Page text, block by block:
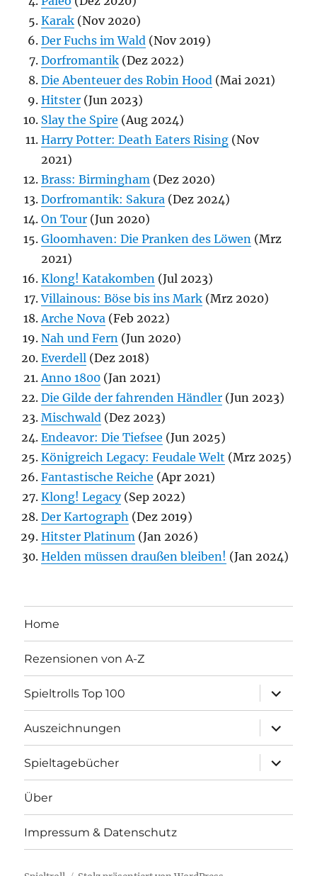
Karak (Nov 2020)
Der Fuchs im Wald (Nov 2019)
Dorfromantik (Dez 2022)
Die Abenteuer des Robin Hood (Mai 2021)
Hitster (Jun 2023)
Slay the Spire (Aug 2024)
Harry Potter: Death Eaters Rising (Nov
2021)
Brass: Birmingham (Dez 2020)
Dorfromantik: Sakura (Dez 2024)
On Tour (Jun 2020)
Gloomhaven: Die Pranken des Löwen (Mrz
2021)
Klong! Katakomben (Jul 2023)
Villainous: Böse bis ins Mark (Mrz 2020)
Arche Nova (Feb 2022)
Nah und Fern (Jun 2020)
Everdell (Dez 2018)
Anno 1800 (Jan 2021)
Die Gilde der fahrenden Händler (Jun 2023)
Mischwald (Dez 2023)
Endeavor: Die Tiefsee (Jun 2025)
Königreich Legacy: Feudale Welt (Mrz 2025)
Fantastische Reiche (Apr 2021)
Klong! Legacy(Sep 2022)
Der Kartograph (Dez 2019)
Hitster Platinum (Jan 2026)
Helden müssen draußen bleiben! (Jan 2024)
Home
Rezensionen von A-Z
Spieltrolls Top 100
öffnen
Auszeichnungen
öffnen
Spieltagebücher
öffnen
Über
Impressum & Datenschutz